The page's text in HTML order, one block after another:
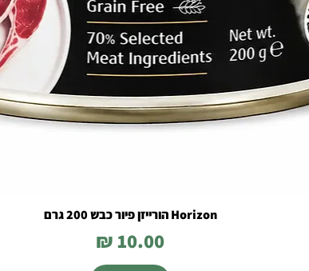
Horizon הורייזן פיור כבש 200 גרם
מחיר